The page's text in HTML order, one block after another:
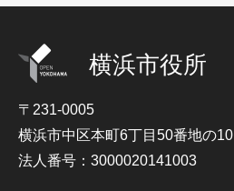
横浜市役所
〒231-0005
横浜市中区本町6丁目50番地の10
法人番号：3000020141003